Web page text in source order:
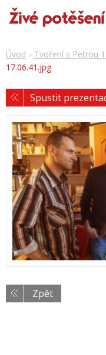
Úvod Tvoření s Petrou
17.06.41.jpg
Spustit
Zpět